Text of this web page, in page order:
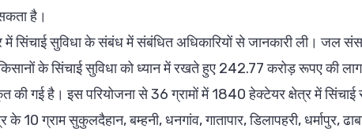
है।
में सिंचाई सुविधा के संबंध में संबंधित अधिकारियों से जानकारी ली। जल
किसानों के सिंचाई सुविधा को ध्यान में रखते हुए 242.77 करोड़ रूपए की
की गई है। इस परियोजना से 36 ग्रामों में 1840 हेक्टेयर क्षेत्र में सिंचाई
के 10 ग्राम सुकुलदैहान, बम्हनी, धनगांव, गातापार, डिलापहरी, धर्मापुर,